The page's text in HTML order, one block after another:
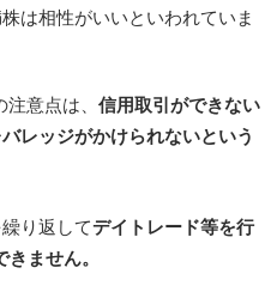
は相性がいいといわれていま
意点は、 信用取引ができない
レッジがかけられないという
り返してデイトレード等を行
ません。